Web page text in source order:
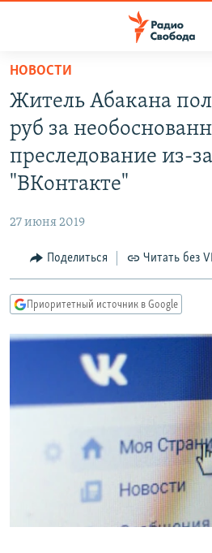
упрощенного
доступа
Вернуться
основному
содержанию
навигации
Вернутся
ПОДКАСТЫ
АВТОРСКИЕ ПРОЕКТЫ
ЦИТАТЫ СВОБОДЫ
IDEL.РЕАЛИИ
КАВКАЗ.РЕАЛИИ
СИБИРЬ.РЕАЛИИ
РАСПИСАНИЕ ВЕЩАНИЯ
ПОДПИШИТЕСЬ НА РАССЫЛКУ
СОЦИАЛЬНЫЕ СЕТИ
НОВОСТИ
Житель Абакана
руб за
преследование из-
"ВКонтакте"
27 июня 2019
Поделиться Читать без
Приоритетный источник в Google